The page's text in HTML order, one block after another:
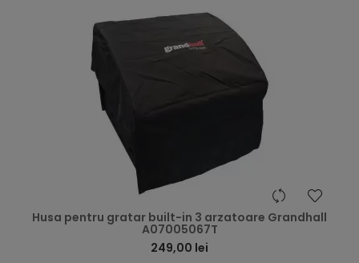
Husa pentru gratar built-in 3 arzatoare Grandhall
A07005067T
249,00 lei